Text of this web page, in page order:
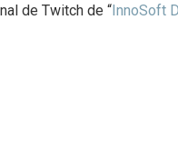
de Twitch de “InnoSoft